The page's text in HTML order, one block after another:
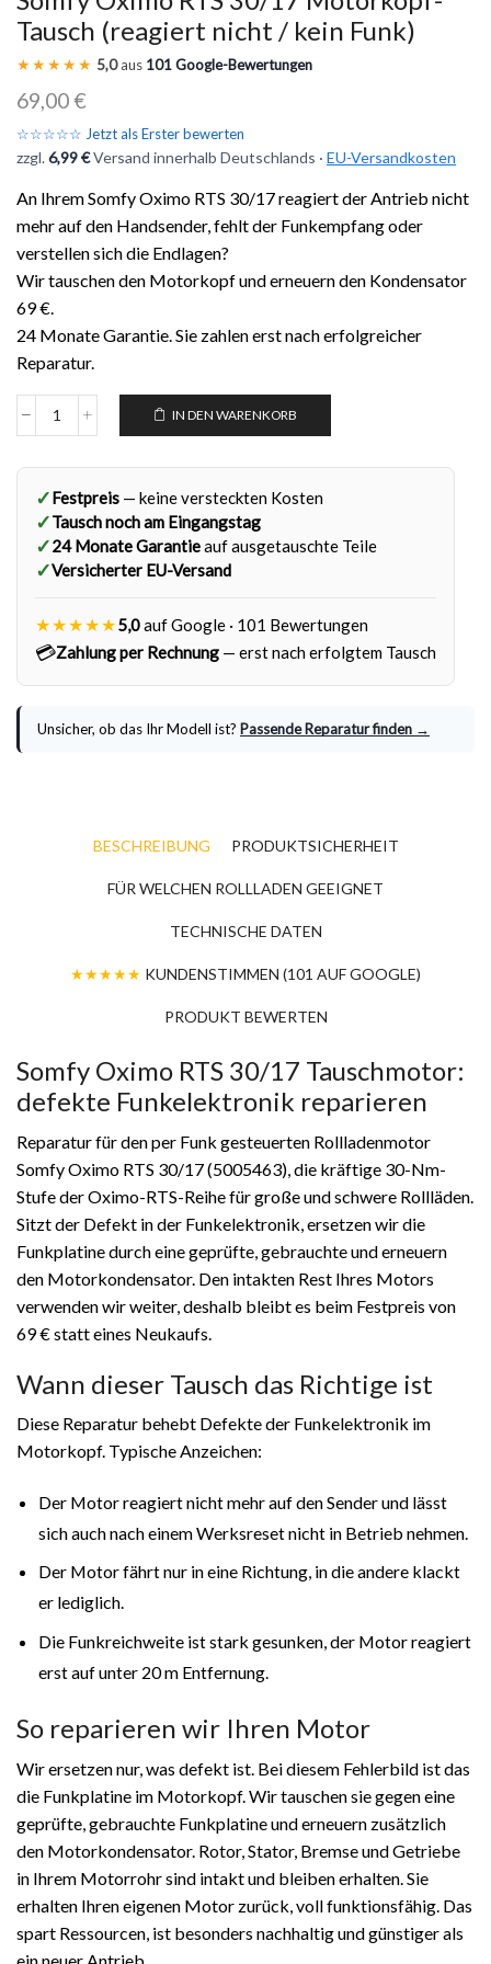
Tausch (reagiert nicht / kein Funk)
★★★★★ 5,0aus 101 Google-Bewertungen
69,00€
☆☆☆☆☆ Jetzt als Erster bewerten
zzgl.6,99 €Versand innerhalb Deutschlands · EU-Versandkosten
An Ihrem Somfy Oximo RTS 30/17 reagiert der Antrieb nicht
mehr auf den Handsender, fehlt der Funkempfang oder
verstellen sich die Endlagen?
Wir tauschen den Motorkopf und erneuern den Kondensator
69 €.
24 Monate Garantie. Sie zahlen erst nach erfolgreicher
Reparatur.
IN DEN WARENKORB
✓Festpreis — keine versteckten Kosten
✓Tausch noch am Eingangstag
✓24 Monate Garantieauf ausgetauschte Teile
✓Versicherter EU-Versand
★★★★★5,0auf Google · 101 Bewertungen
💳Zahlung per Rechnung — erst nach erfolgtem Tausch
Unsicher, ob das Ihr Modell ist? Passende Reparatur finden →
BESCHREIBUNG PRODUKTSICHERHEIT
FÜR WELCHEN ROLLLADEN GEEIGNET
TECHNISCHE DATEN
★★★★★ KUNDENSTIMMEN (101 AUF GOOGLE)
PRODUKT BEWERTEN
Somfy Oximo RTS 30/17 Tauschmotor:
defekte Funkelektronik reparieren
Reparatur für den per Funk gesteuerten Rollladenmotor
Somfy Oximo RTS 30/17 (5005463), die kräftige 30-Nm-
Stufe der Oximo-RTS-Reihe für große und schwere Rollläden.
Sitzt der Defekt in der Funkelektronik, ersetzen wir die
Funkplatine durch eine geprüfte, gebrauchte und erneuern
den Motorkondensator. Den intakten Rest Ihres Motors
verwenden wir weiter, deshalb bleibt es beim Festpreis von
69 € statt eines Neukaufs.
Wann dieser Tausch das Richtige ist
Diese Reparatur behebt Defekte der Funkelektronik im
Motorkopf. Typische Anzeichen:
Der Motor reagiert nicht mehr auf den Sender und lässt
sich auch nach einem Werksreset nicht in Betrieb nehmen.
Der Motor fährt nur in eine Richtung, in die andere klackt
er lediglich.
Die Funkreichweite ist stark gesunken, der Motor reagiert
erst auf unter 20 m Entfernung.
So reparieren wir Ihren Motor
Wir ersetzen nur, was defekt ist. Bei diesem Fehlerbild ist das
die Funkplatine im Motorkopf. Wir tauschen sie gegen eine
geprüfte, gebrauchte Funkplatine und erneuern zusätzlich
den Motorkondensator. Rotor, Stator, Bremse und Getriebe
in Ihrem Motorrohr sind intakt und bleiben erhalten. Sie
erhalten Ihren eigenen Motor zurück, voll funktionsfähig. Das
spart Ressourcen, ist besonders nachhaltig und günstiger als